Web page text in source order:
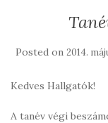
Posted on 2014.
Kedves Hallgatók!
A tanév végi